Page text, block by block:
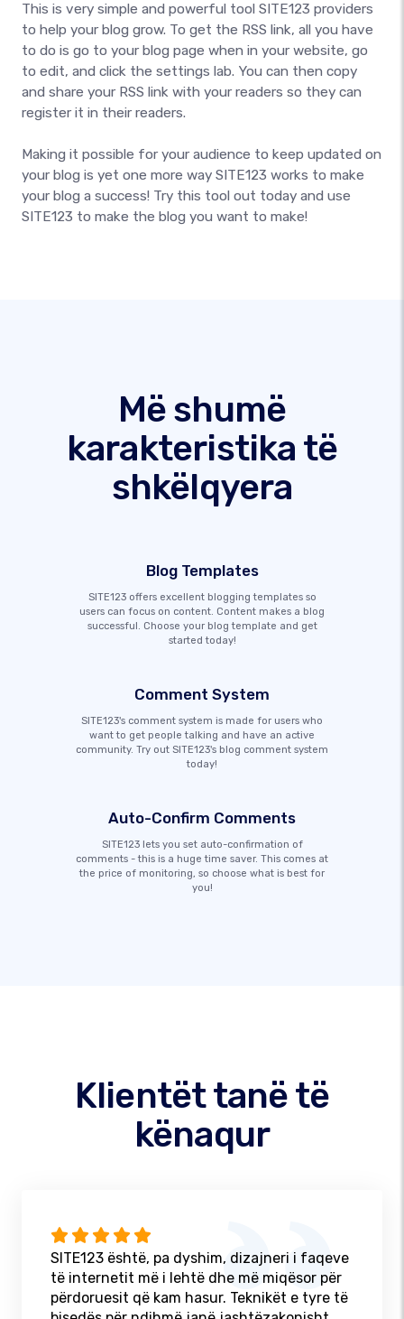
This is very simple and powerful tool SITE123 providers
to help your blog grow. To get the RSS link, all you have
to do is go to your blog page when in your website, go
to edit, and click the settings lab. You can then copy
and share your RSS link with your readers so they can
register it in their readers.
Making it possible for your audience to keep updated on
your blog is yet one more way SITE123 works to make
your blog a success! Try this tool out today and use
SITE123 to make the blog you want to make!
Më shumë
karakteristika të
shkëlqyera
Blog Templates
SITE123 offers excellent blogging templates so
users can focus on content. Content makes a blog
successful. Choose your blog template and get
started today!
Comment System
SITE123's comment system is made for users who
want to get people talking and have an active
community. Try out SITE123's blog comment system
today!
Auto-Confirm Comments
SITE123 lets you set auto-confirmation of
comments - this is a huge time saver. This comes at
the price of monitoring, so choose what is best for
you!
Klientët tanë të
kënaqur
SITE123 është, pa dyshim, dizajneri i faqeve
të internetit më i lehtë dhe më miqësor për
përdoruesit që kam hasur. Teknikët e tyre të